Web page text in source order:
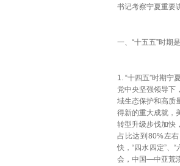
书记考察宁夏重要
一、“十五五”时期
1. “十四五”时期宁
党中央坚强领导下
域生态保护和高质
得新的重大成就，
转型升级步伐加快
占比达到80%左
快，“四水四定”、
会，中国—中亚荒